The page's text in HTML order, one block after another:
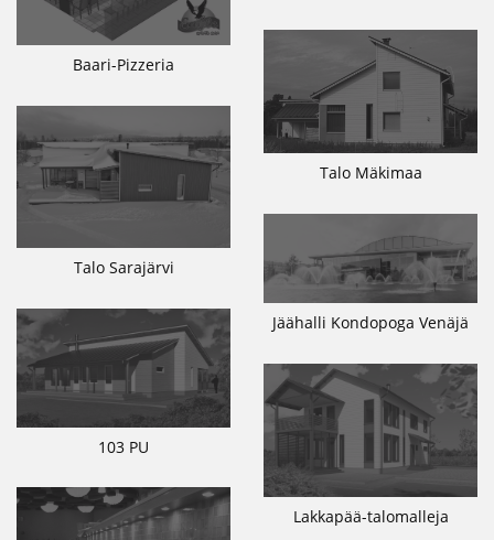
Baari-Pizzeria
Talo Mäkimaa
Talo Sarajärvi
Jäähalli Kondopoga Venäjä
103 PU
Lakkapää-talomalleja